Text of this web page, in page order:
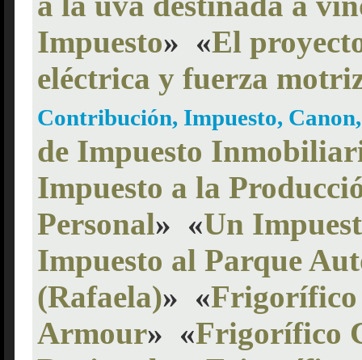
Impuesto» «El
eléctrica y fuerza
Contribución, Impuesto,
de Impuesto
Impuesto a la
Personal» «Un
Impuesto al Parque
(Rafaela)» «
Armour» «Frigorífico